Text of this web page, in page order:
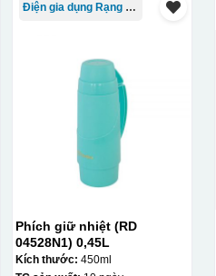
Điện gia dụng Rạng Đông
Phích giữ nhiệt (RD
04528N1) 0,45L
Kích thước: 450ml